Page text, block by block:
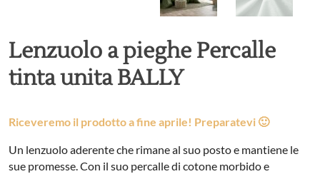
Lenzuolo a pieghe Percalle
tinta unita BALLY
Riceveremo il prodotto a fine aprile! Preparatevi 🙂
Un lenzuolo aderente che rimane al suo posto e mantiene le
sue promesse. Con il suo percalle di cotone morbido e